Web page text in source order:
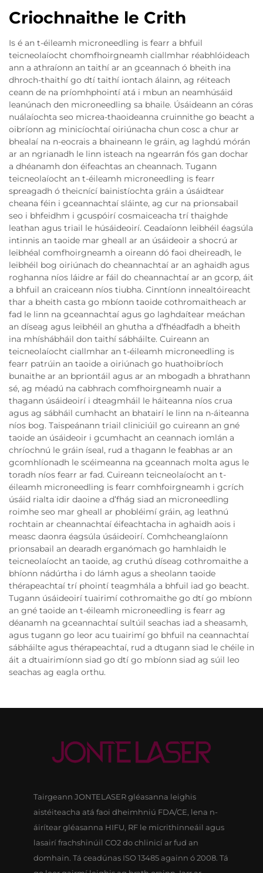
Criochnaithe le Crith
Is é an t-éileamh microneedling is fearr a bhfuil
teicneolaíocht chomfhoirgneamh ciallmhar réabhlóideach
ann a athraíonn an taithí ar an gceannach ó bheith ina
dhroch-thaithí go dtí taithí iontach álainn, ag réiteach
ceann de na príomhphointí atá i mbun an neamhúsáid
leanúnach den microneedling sa bhaile. Úsáideann an córas
nuálaíochta seo micrea-thaoideanna cruinnithe go beacht a
oibríonn ag minicíochtaí oiriúnacha chun cosc a chur ar
bhealaí na n-eocrais a bhaineann le gráin, ag laghdú mórán
ar an ngrianadh le linn isteach na ngearrán fós gan dochar
a dhéanamh don éifeachtas an cheannach. Tugann
teicneolaíocht an t-éileamh microneedling is fearr
spreagadh ó theicnící bainistíochta gráin a úsáidtear
cheana féin i gceannachtaí sláinte, ag cur na prionsabail
seo i bhfeidhm i gcuspóirí cosmaiceacha trí thaighde
leathan agus triail le húsáideoirí. Ceadaíonn leibhéil éagsúla
intinnis an taoide mar gheall ar an úsáideoir a shocrú ar
leibhéal comfhoirgneamh a oireann dó faoi dheireadh, le
leibhéil bog oiriúnach do cheannachtaí ar an aghaidh agus
roghanna níos láidre ar fáil do cheannachtaí ar an gcorp, áit
a bhfuil an craiceann níos tiubha. Cinntíonn innealtóireacht
thar a bheith casta go mbíonn taoide cothromaitheach ar
fad le linn na gceannachtaí agus go laghdaítear meáchan
an díseag agus leibhéil an ghutha a d’fhéadfadh a bheith
ina mhíshábháil don taithí sábháilte. Cuireann an
teicneolaíocht ciallmhar an t-éileamh microneedling is
fearr patrúin an taoide a oiriúnach go huathoibríoch
bunaithe ar an bpriontáil agus ar an mbogadh a bhrathann
sé, ag méadú na cabhrach comfhoirgneamh nuair a
thagann úsáideoirí i dteagmháil le háiteanna níos crua
agus ag sábháil cumhacht an bhatairí le linn na n-áiteanna
níos bog. Taispeánann triail cliniciúil go cuireann an gné
taoide an úsáideoir i gcumhacht an ceannach iomlán a
chríochnú le gráin íseal, rud a thagann le feabhas ar an
gcomhlíonadh le scéimeanna na gceannach molta agus le
toradh níos fearr ar fad. Cuireann teicneolaíocht an t-
éileamh microneedling is fearr comhfoirgneamh i gcrích
úsáid rialta idir daoine a d’fhág siad an microneedling
roimhe seo mar gheall ar phobléimí gráin, ag leathnú
rochtain ar cheannachtaí éifeachtacha in aghaidh aois i
measc daonra éagsúla úsáideoirí. Comhcheanglaíonn
prionsabail an dearadh erganómach go hamhlaidh le
teicneolaíocht an taoide, ag cruthú díseag cothromaithe a
bhíonn nádúrtha i do lámh agus a sheolann taoide
thérapeachtaí trí phointí teagmhála a bhfuil iad go beacht.
Tugann úsáideoirí tuairimí cothromaithe go dtí go mbíonn
an gné taoide an t-éileamh microneedling is fearr ag
déanamh na gceannachtaí sultúil seachas iad a sheasamh,
agus tugann go leor acu tuairimí go bhfuil na ceannachtaí
sábháilte agus thérapeachtaí, rud a dtugann siad le chéile in
áit a dtuairimíonn siad go dtí go mbíonn siad ag súil leo
seachas ag eagla orthu.
Tairgeann JONTELASER gléasanna leighis
aistéiteacha atá faoi dheimhniú FDA/CE, lena n-
áirítear gléasanna HIFU, RF le micrithinneáil agus
lasairí frachshinúil CO2 do chlinicí ar fud an
domhain. Tá ceadúnas ISO 13485 againn ó 2008. Tá